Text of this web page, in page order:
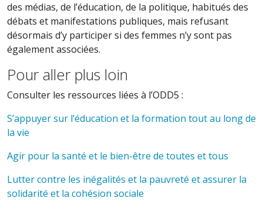
des médias, de l’éducation, de la politique, habitués des
débats et manifestations publiques, mais refusant
désormais d’y participer si des femmes n’y sont pas
également associées.
Pour aller plus loin
Consulter les ressources liées à l’ODD5 :
S’appuyer sur l’éducation et la formation tout au long de
la vie
Agir pour la santé et le bien-être de toutes et tous
Lutter contre les inégalités et la pauvreté et assurer la
solidarité et la cohésion sociale